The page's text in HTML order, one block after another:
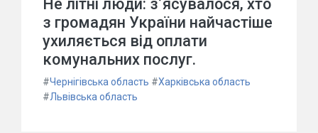
Не літні люди: з’ясувалося, хто
з громадян України найчастіше
ухиляється від оплати
комунальних послуг.
#Чернігівська область #Харківська область
#Львівська область